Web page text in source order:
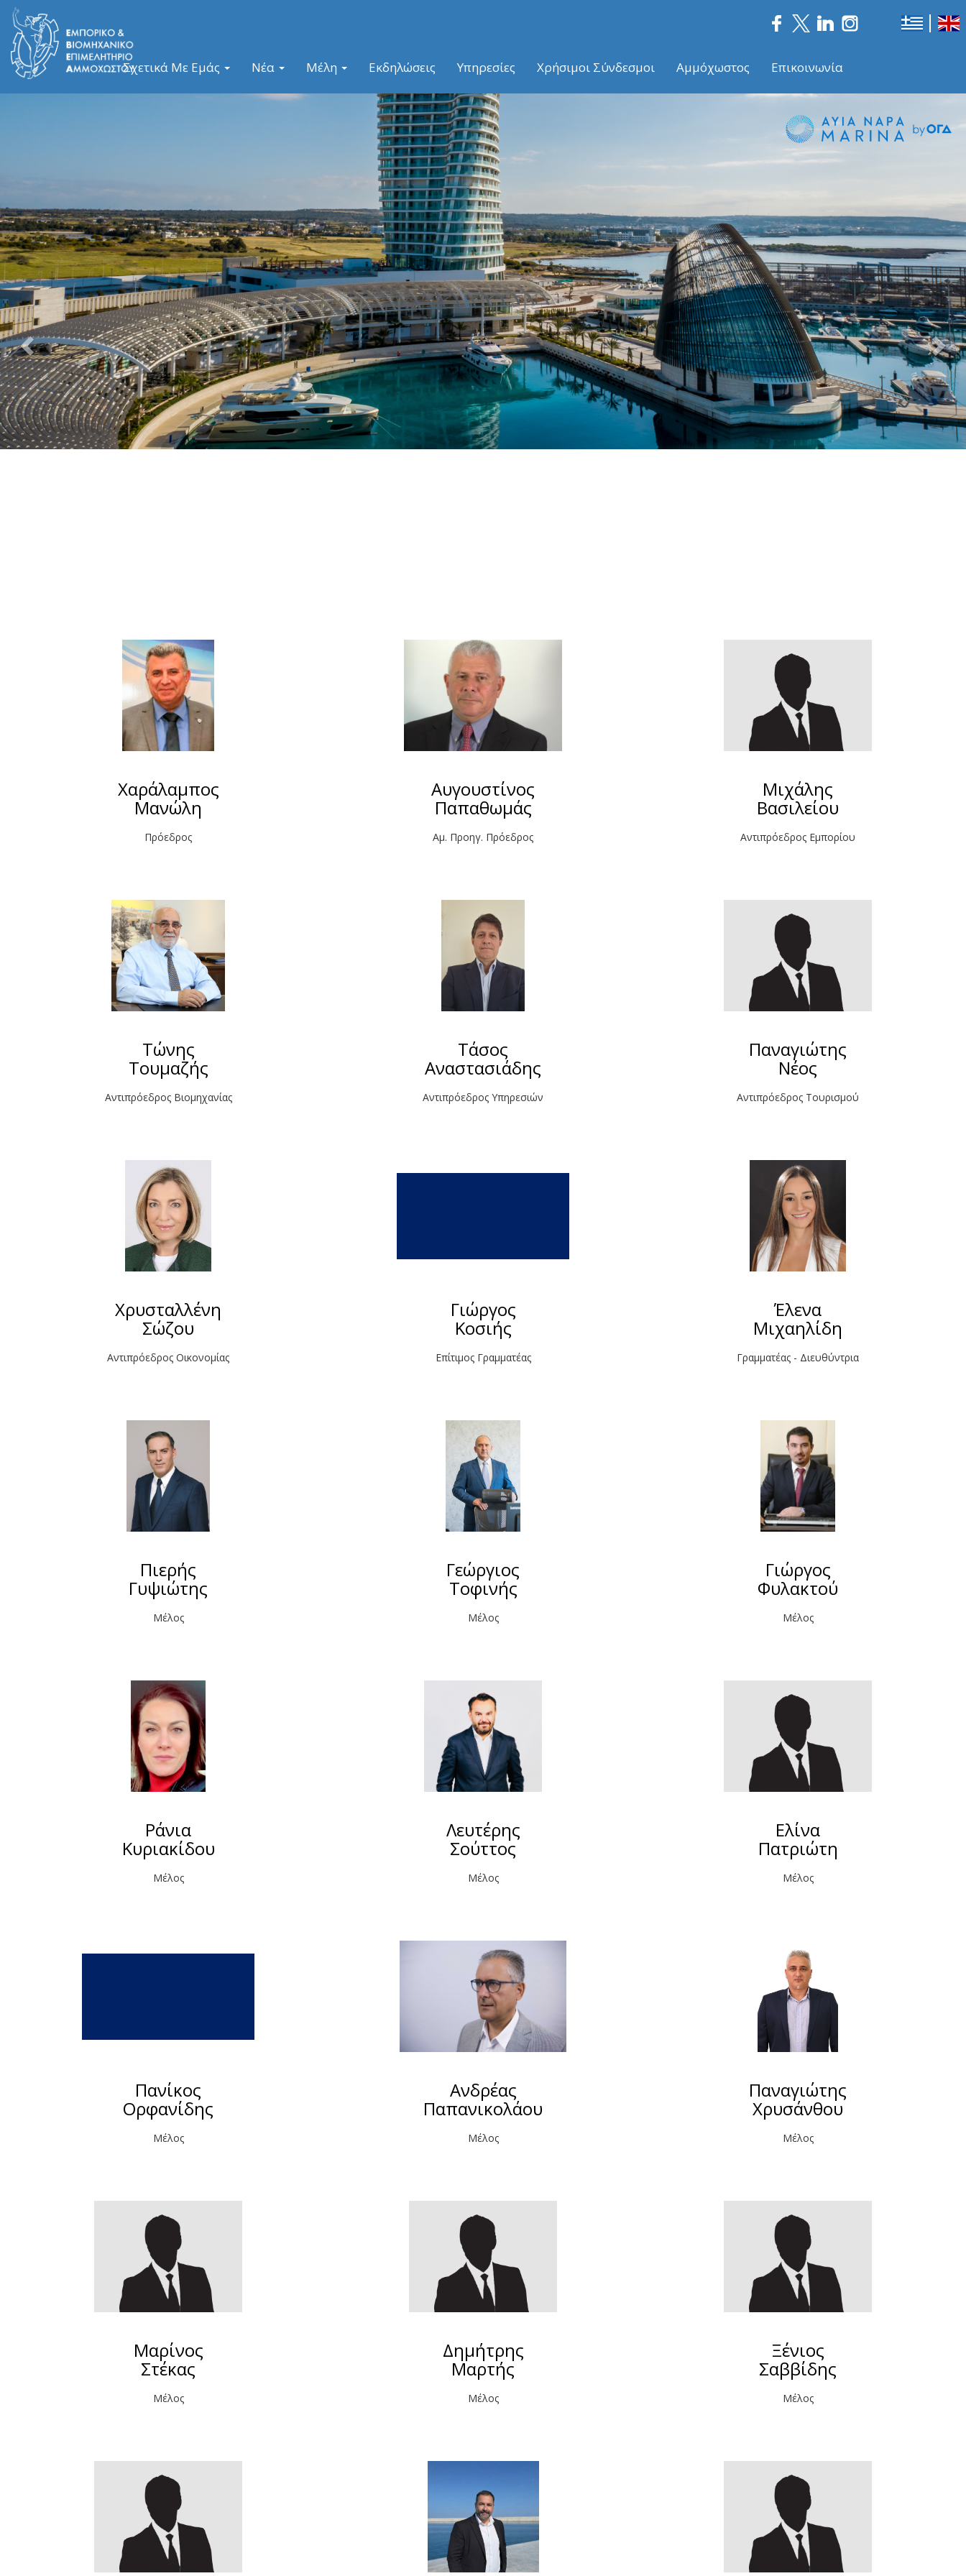
Σχετικά Με Εμάς Νέα Μέλη Εκδηλώσεις Υπηρεσίες Χρήσιμοι Σύνδεσμοι Αμμόχωστος Επικοινωνία
Χαράλαμπος
Μανώλη
Πρόεδρος
Αυγουστίνος
Παπαθωμάς
Αμ. Προηγ. Πρόεδρος
Μιχάλης
Βασιλείου
Αντιπρόεδρος Εμπορίου
Τώνης
Τουμαζής
Αντιπρόεδρος Βιομηχανίας
Τάσος
Αναστασιάδης
Αντιπρόεδρος Υπηρεσιών
Παναγιώτης
Νέος
Αντιπρόεδρος Τουρισμού
Χρυσταλλένη
Σώζου
Αντιπρόεδρος Οικονομίας
Γιώργος
Κοσιής
Επίτιμος Γραμματέας
Έλενα
Μιχαηλίδη
Γραμματέας - Διευθύντρια
Πιερής
Γυψιώτης
Μέλος
Γεώργιος
Τοφινής
Μέλος
Γιώργος
Φυλακτού
Μέλος
Ράνια
Κυριακίδου
Μέλος
Λευτέρης
Σούττος
Μέλος
Ελίνα
Πατριώτη
Μέλος
Πανίκος
Ορφανίδης
Μέλος
Ανδρέας
Παπανικολάου
Μέλος
Παναγιώτης
Χρυσάνθου
Μέλος
Μαρίνος
Στέκας
Μέλος
Δημήτρης
Μαρτής
Μέλος
Ξένιος
Σαββίδης
Μέλος